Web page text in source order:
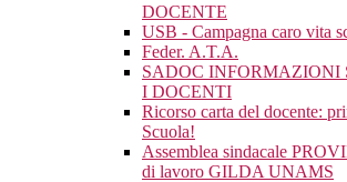
DOCENTE
USB - Campagna caro vita
Feder. A.T.A.
SADOC INFORMAZIONI
I DOCENTI
Ricorso carta del docente:
Scuola!
Assemblea sindacale
di lavoro GILDA UNAMS